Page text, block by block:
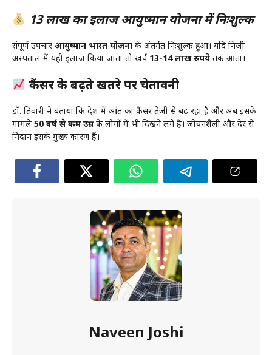
13 लाख का इलाज आयुष्मान योजना में निःशुल्क
संपूर्ण उपचार आयुष्मान भारत योजना के अंतर्गत निःशुल्क हुआ। यदि निजी
अस्पताल में यही इलाज किया जाता तो खर्च 13-14 लाख रुपये तक आता।
कैंसर के बढ़ते खतरे पर चेतावनी
डॉ. तिवारी ने बताया कि देश में आंत का कैंसर तेजी से बढ़ रहा है और अब इसके
मामले 50 वर्ष से कम उम्रके लोगों में भी दिखने लगे हैं। जीवनशैली और देर से
निदान इसके मुख्य कारण हैं।
Naveen Joshi